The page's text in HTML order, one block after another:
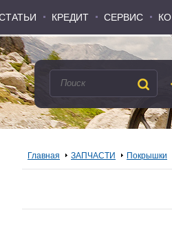
КРЕДИТ СЕРВИС
КРЕДИТ СЕРВИС
Главная ЗАПЧАСТИ Покрышки